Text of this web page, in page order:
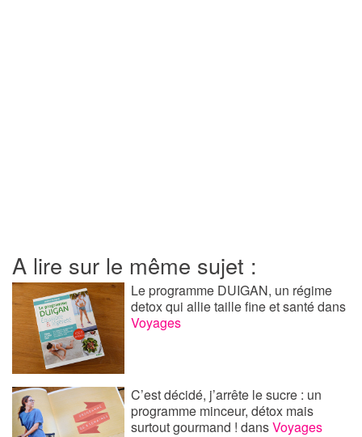
A lire sur le même sujet :
Le programme DUIGAN, un régime
detox qui allie taille fine et santédans
Voyages
C’est décidé, j’arrête le sucre : un
programme minceur, détox mais
surtout gourmand !dansVoyages